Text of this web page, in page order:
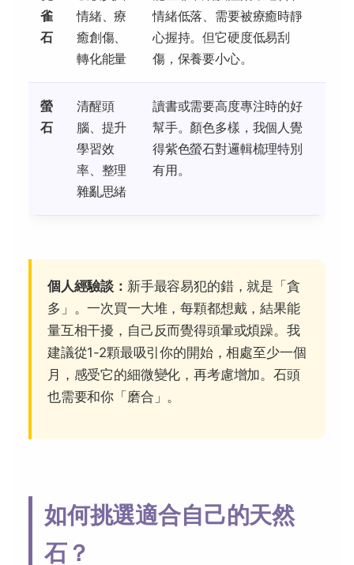
雀
石
情緒、療
癒創傷、
轉化能量
情緒低落、需要被療癒時靜
心握持。但它硬度低易刮
傷，保養要小心。
螢
石
清醒頭
腦、提升
學習效
率、整理
雜亂思緒
讀書或需要高度專注時的好
幫手。顏色多樣，我個人覺
得紫色螢石對邏輯梳理特別
有用。
個人經驗談： 新手最容易犯的錯，就是「貪
多」。一次買一大堆，每顆都想戴，結果能
量互相干擾，自己反而覺得頭暈或煩躁。我
建議從1-2顆最吸引你的開始，相處至少一個
月，感受它的細微變化，再考慮增加。石頭
也需要和你「磨合」。
如何挑選適合自己的天然
石？